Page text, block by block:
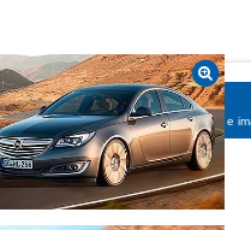
BUSCADOR
informaciones, fichas e